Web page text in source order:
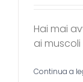
Hai mai
ai muscoli
Continua a